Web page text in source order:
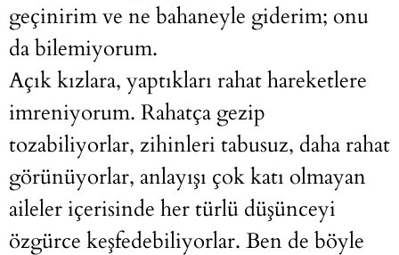
geçinirim ve ne bahaneyle giderim; onu
da bilemiyorum.
Açık kızlara, yaptıkları rahat hareketlere
imreniyorum. Rahatça gezip
tozabiliyorlar, zihinleri tabusuz, daha rahat
görünüyorlar, anlayışı çok katı olmayan
aileler içerisinde her türlü düşünceyi
özgürce keşfedebiliyorlar. Ben de böyle